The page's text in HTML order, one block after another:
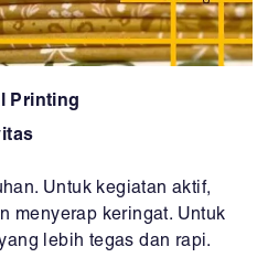
Printing
Untuk kegiatan aktif,
menyerap keringat. Untuk
lebih tegas dan rapi.